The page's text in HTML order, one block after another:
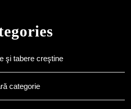
şi tabere creştine
categorie